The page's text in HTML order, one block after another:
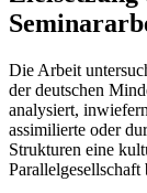
Die Arbeit
der deutschen
analysiert,
assimilierte oder
Strukturen eine
Parallelgesellschaft